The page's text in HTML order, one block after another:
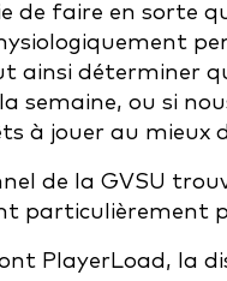
de faire en sorte
ainsi déterminer
semaine, ou si
à jouer au mieux
de la GVSU
particulièrement
PlayerLoad, la